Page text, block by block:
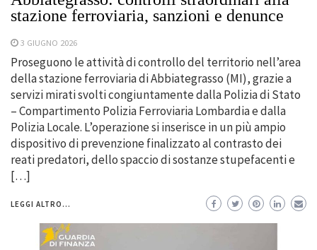
stazione ferroviaria, sanzioni e denunce
3 GIUGNO 2026
Proseguono le attività di controllo del territorio nell’area
della stazione ferroviaria di Abbiategrasso (MI), grazie a
servizi mirati svolti congiuntamente dalla Polizia di Stato
– Compartimento Polizia Ferroviaria Lombardia e dalla
Polizia Locale. L’operazione si inserisce in un più ampio
dispositivo di prevenzione finalizzato al contrasto dei
reati predatori, dello spaccio di sostanze stupefacenti e
[…]
LEGGI ALTRO...